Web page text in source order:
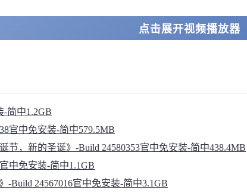
点击展开视频播放器
-简中1.2GB
官中免安装-简中579.5MB
节，新的圣诞》-Build 24580353官中免安装-简中438.4MB
中免安装-简中1.1GB
-Build 24567016官中免安装-简中3.1GB